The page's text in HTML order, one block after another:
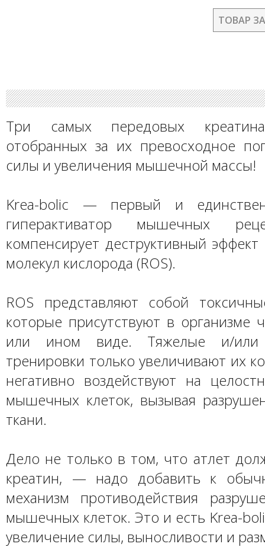
ТОВАР
Три самых передовых
отобранных за их превосходное
силы и увеличения мышечной массы!
Krea-bolic — первый и
гиперактиватор мышечных
компенсирует деструктивный
молекул кислорода (ROS).
ROS представляют собой
которые присутствуют в организме
или ином виде. Тяжелые и/или
тренировки только увеличивают их
негативно воздействуют на
мышечных клеток, вызывая
ткани.
Дело не только в том, что атлет
креатин, — надо добавить к
механизм противодействия
мышечных клеток. Это и есть Krea-
увеличение силы, выносливости и